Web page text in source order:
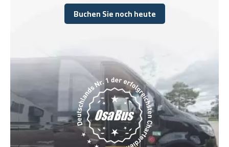
Buchen Sie noch heute
Buchen Sie noch heute